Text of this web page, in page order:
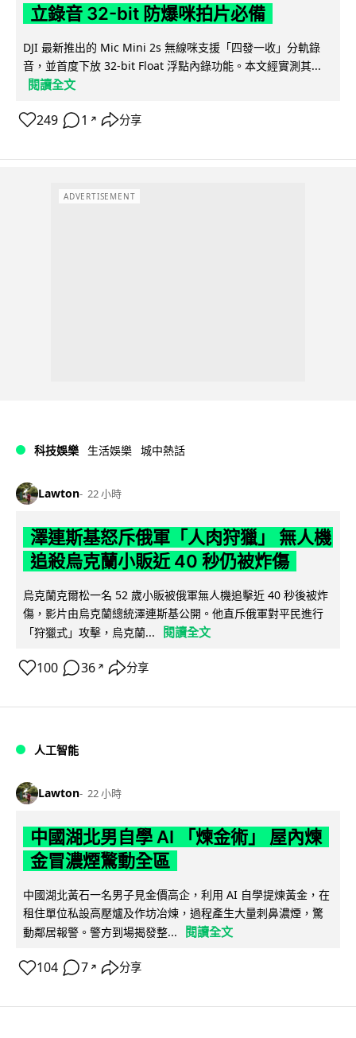
立錄音 32-bit 防爆咪拍片必備
DJI 最新推出的 Mic Mini 2s 無線咪支援「四發一收」分軌錄
音，並首度下放 32-bit Float 浮點內錄功能。本文經實測其...
閱讀全文
249 1 ↗ 分享
ADVERTISEMENT
科技娛樂 生活娛樂 城中熱話
Lawton 22 小時
澤連斯基怒斥俄軍「人肉狩獵」 無人機
追殺烏克蘭小販近 40 秒仍被炸傷
烏克蘭克爾松一名 52 歲小販被俄軍無人機追擊近 40 秒後被炸
傷，影片由烏克蘭總統澤連斯基公開。他直斥俄軍對平民進行
「狩獵式」攻擊，烏克蘭...
閱讀全文
100 36 ↗ 分享
人工智能
Lawton 22 小時
中國湖北男自學 AI 「煉金術」 屋內煉
金冒濃煙驚動全區
中國湖北黃石一名男子見金價高企，利用 AI 自學提煉黃金，在
租住單位私設高壓爐及作坊冶煉，過程產生大量刺鼻濃煙，驚
動鄰居報警。警方到場揭發整...
閱讀全文
104 7 ↗ 分享